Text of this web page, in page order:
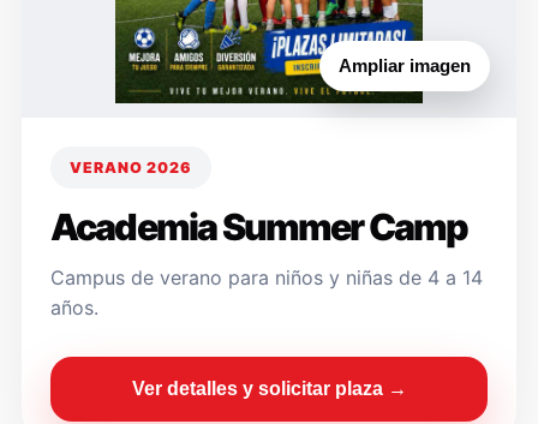
Ampliar imagen
VERANO 2026
Academia Summer Camp
Campus de verano para niños y niñas de 4 a 14
años.
Ver detalles y solicitar plaza →